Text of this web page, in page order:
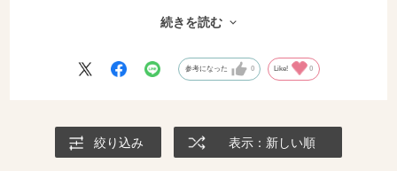
個々のインコで好き嫌いがあり食いつきに差がある
続きを読む
参考になった 0 Like! 0
絞り込み 表示：新しい順